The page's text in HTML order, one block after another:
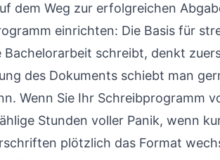
dem Weg zur erfolgreichen
einrichten: Die Basis für
Bachelorarbeit schreibt, denkt
des Dokuments schiebt man
Wenn Sie Ihr Schreibprogramm
Stunden voller Panik, wenn
plötzlich das Format